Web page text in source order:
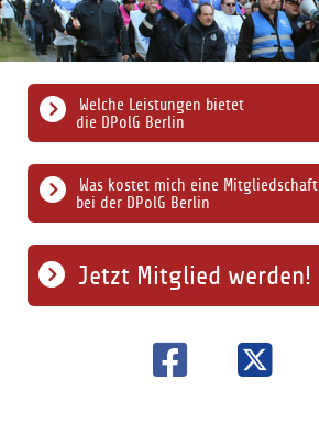
Was kostet mich eine Mitgliedschaft
bei der DPolG Berlin
Welche Leistungen bietet
die DPolG Berlin
Jetzt Mitglied werden!